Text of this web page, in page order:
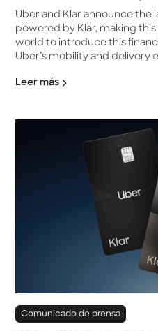
Uber and Klar announce the
powered by Klar, making
world to introduce this
Uber’s mobility and delivery
Leer más
Comunicado de prensa